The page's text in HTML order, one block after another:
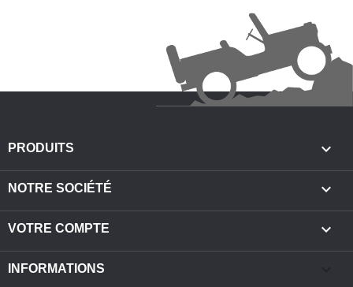
PRODUITS 
NOTRE SOCIÉTÉ 
VOTRE COMPTE 
INFORMATIONS